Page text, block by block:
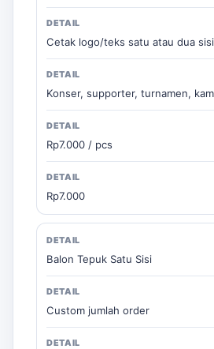
Cetak logo/teks satu atau dua sisi
Konser, supporter, turnamen,
Rp7.000 / pcs
Rp7.000
Balon Tepuk Satu Sisi
Custom jumlah order